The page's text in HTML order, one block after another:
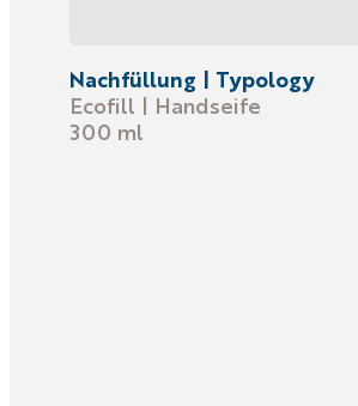
Nachfüllung | Typology
Ecofill | Handseife
300 ml